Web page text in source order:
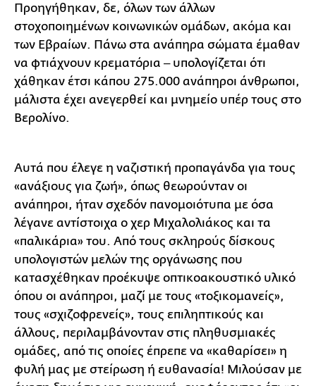
Προηγήθηκαν, δε, όλων των άλλων
στοχοποιημένων κοινωνικών ομάδων, ακόμα και
των Εβραίων. Πάνω στα ανάπηρα σώματα έμαθαν
να φτιάχνουν κρεματόρια ‒ υπολογίζεται ότι
χάθηκαν έτσι κάπου 275.000 ανάπηροι άνθρωποι,
μάλιστα έχει ανεγερθεί και μνημείο υπέρ τους στο
Βερολίνο.
Αυτά που έλεγε η ναζιστική προπαγάνδα για τους
«ανάξιους για ζωή», όπως θεωρούνταν οι
ανάπηροι, ήταν σχεδόν πανομοιότυπα με όσα
λέγανε αντίστοιχα ο χερ Μιχαλολιάκος και τα
«παλικάρια» του. Από τους σκληρούς δίσκους
υπολογιστών μελών της οργάνωσης που
κατασχέθηκαν προέκυψε οπτικοακουστικό υλικό
όπου οι ανάπηροι, μαζί με τους «τοξικομανείς»,
τους «σχιζοφρενείς», τους επιληπτικούς και
άλλους, περιλαμβάνονταν στις πληθυσμιακές
ομάδες, από τις οποίες έπρεπε να «καθαρίσει» η
φυλή μας με στείρωση ή ευθανασία! Μιλούσαν με